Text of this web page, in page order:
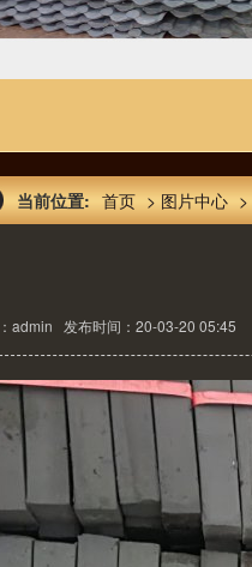
当前位置: 首页 > 图片中心 >
admin 发布时间：20-03-20 05:45